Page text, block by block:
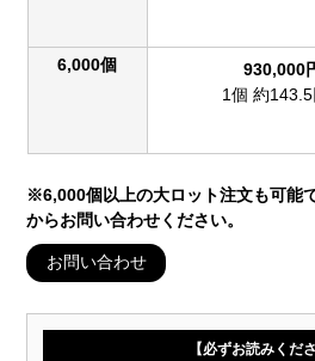
6,000個 930,000
1個 約
※6,000個以上の大ロット注文も可能
からお問い合わせください。
お問い合わせ
【必ずお読みくださ